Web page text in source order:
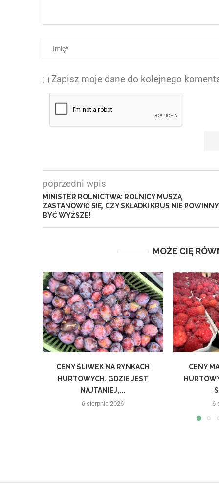
Zapisz moje dane do kolejnego
poprzedni wpis
MINISTER ROLNICTWA: ROLNICY MUSZĄ
ZASTANOWIĆ SIĘ, CZY SKŁADKI KRUS NIE POWINNY
BYĆ WYŻSZE!
MOŻE CIĘ
CENY ŚLIWEK NA RYNKACH
HURTOWYCH. GDZIE JEST
NAJTANIEJ,...
6 sierpnia 2026
CENY
6